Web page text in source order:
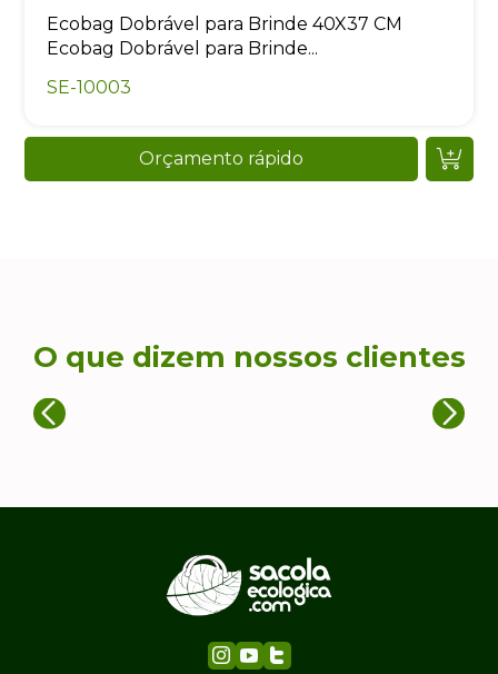
Ecobag Dobrável para Brinde 40X37 CM
Ecobag Dobrável para Brinde...
SE-10003
Orçamento rápido
O que dizem nossos clientes